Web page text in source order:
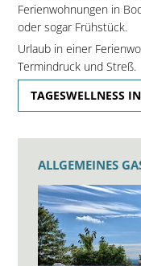
Ferienwohnungen in
oder sogar Frühstück.
Urlaub in einer
Termindruck und Streß.
TAGESWELLNESS
ALLGEMEINES